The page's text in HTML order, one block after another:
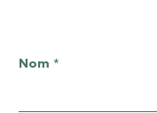
Nom *